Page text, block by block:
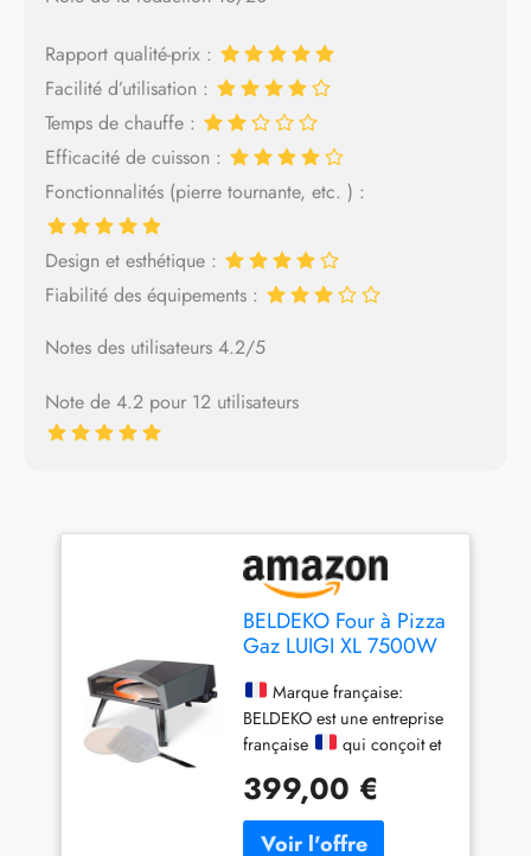
Rapport qualité-prix :
Facilité d’utilisation :
Temps de chauffe :
Efficacité de cuisson :
Fonctionnalités (pierre tournante, etc. ) :
Design et esthétique :
Fiabilité des équipements :
Notes des utilisateurs 4.2/5
Note de 4.2 pour 12 utilisateurs
BELDEKO Four à Pizza
Gaz LUIGI XL 7500W
Marque Française
Marque française:
BELDEKO est une entreprise
française
qui conçoit et
soin. Tous les contacts et
services après-vente sont
gérés en direct depuis la
399,00 €